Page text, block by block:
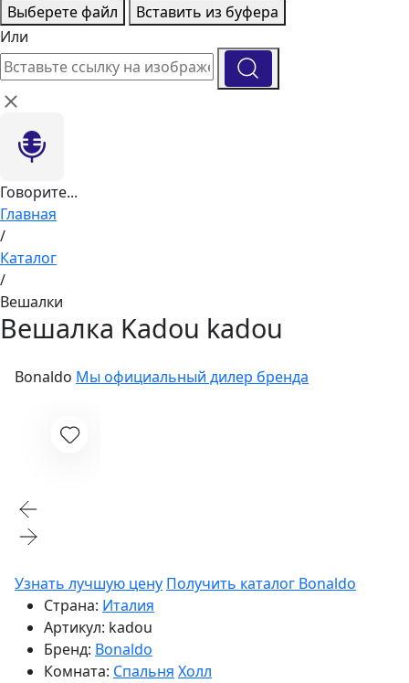
Выберете файл
Вставить из буфера
Или
Говорите...
Главная
/
Каталог
/
Вешалки
Вешалка Kadou kadou
Bonaldo Мы официальный дилер бренда
Узнать лучшую цену Получить каталог Bonaldo
Страна: Италия
Артикул: kadou
Бренд: Bonaldo
Комната: Спальня Холл